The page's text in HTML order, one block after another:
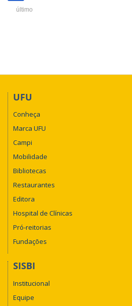
último
UFU
Conheça
Marca UFU
Campi
Mobilidade
Bibliotecas
Restaurantes
Editora
Hospital de Clínicas
Pró-reitorias
Fundações
SISBI
Institucional
Equipe